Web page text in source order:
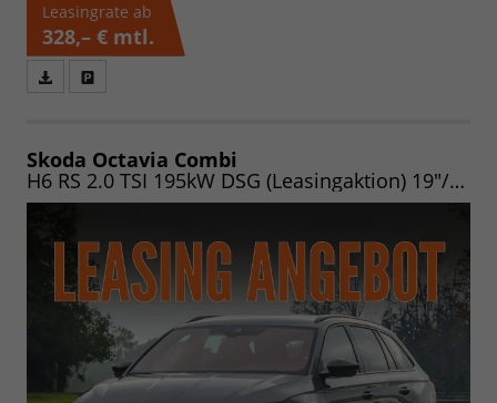
Leasingrate ab
328,– € mtl.
speichern/drucken
Skoda Octavia Combi
H6 RS 2.0 TSI 195kW DSG (Leasingaktion) 19"/NAV/MATRIX/PANO/AHK/EASY/HEADUP/CANTON/ASSIST/WINTER/360/UVM.